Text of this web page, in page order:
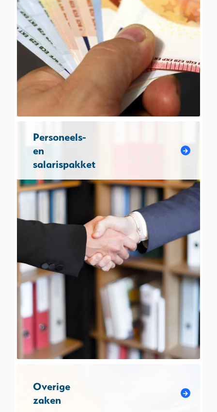
Personeels-
en
salarispakket
Overige
zaken